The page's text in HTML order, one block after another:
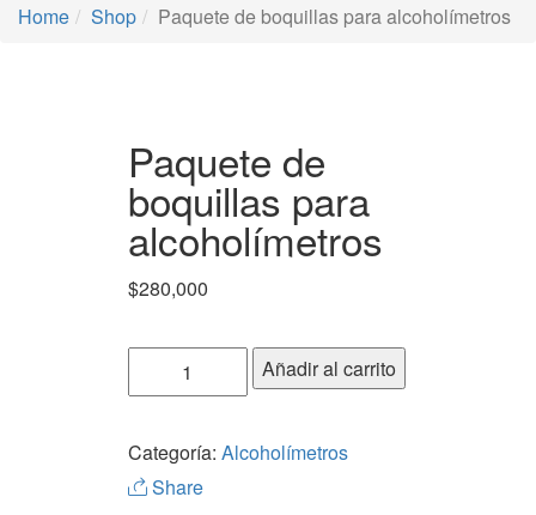
Home Shop Paquete de boquillas para alcoholímetros
Paquete de
boquillas para
alcoholímetros
$280,000
Añadir al carrito
Categoría: Alcoholímetros
Share